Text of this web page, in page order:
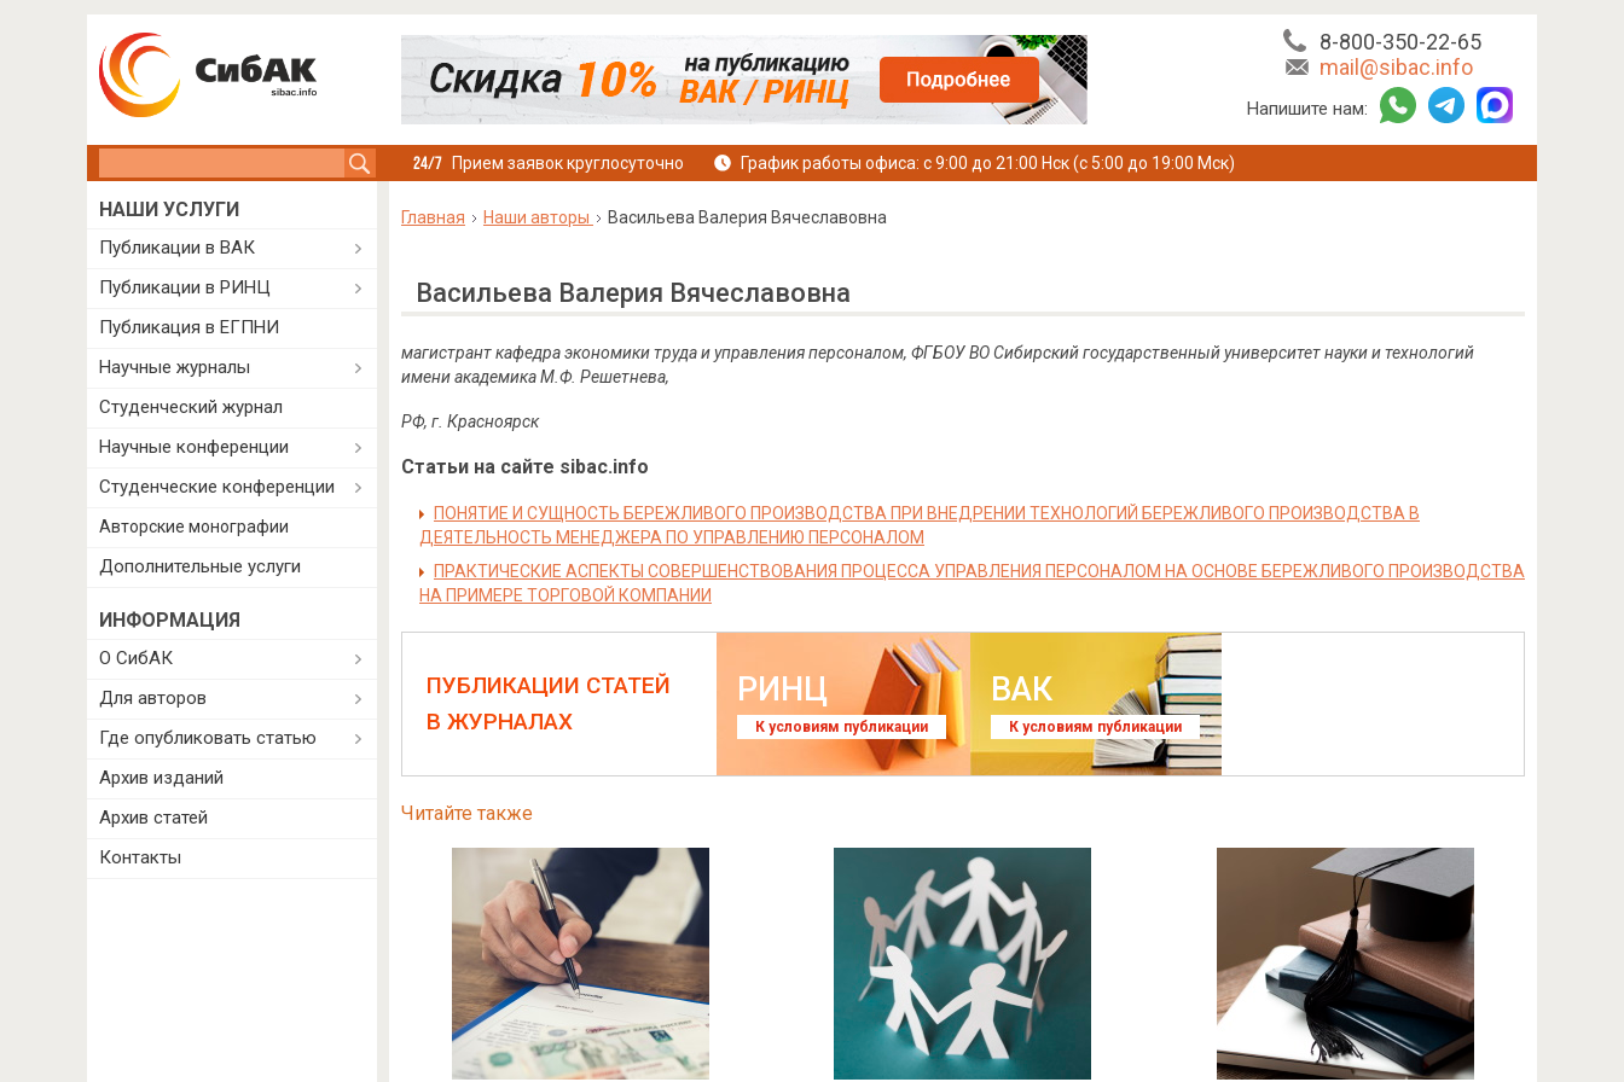
8-800-350-22-65
mail@sibac.info
Напишите нам:
Прием заявок круглосуточно График работы офиса: с 9:00 до 21:00 Нск (с 5:00 до 19:00 Мск)
Главная Наши авторы Васильева Валерия Вячеславовна
Васильева Валерия Вячеславовна
магистрант кафедра экономики труда и управления персоналом, ФГБОУ ВО Сибирский государственный университет науки и технологий
имени академика М.Ф. Решетнева,
РФ, г. Красноярск
Статьи на сайте sibac.info
ПОНЯТИЕ И СУЩНОСТЬ БЕРЕЖЛИВОГО ПРОИЗВОДСТВА ПРИ ВНЕДРЕНИИ ТЕХНОЛОГИЙ БЕРЕЖЛИВОГО ПРОИЗВОДСТВА В
ДЕЯТЕЛЬНОСТЬ МЕНЕДЖЕРА ПО УПРАВЛЕНИЮ ПЕРСОНАЛОМ
ПРАКТИЧЕСКИЕ АСПЕКТЫ СОВЕРШЕНСТВОВАНИЯ ПРОЦЕССА УПРАВЛЕНИЯ ПЕРСОНАЛОМ НА ОСНОВЕ БЕРЕЖЛИВОГО ПРОИЗВОДСТВА
НА ПРИМЕРЕ ТОРГОВОЙ КОМПАНИИ
ПУБЛИКАЦИИ СТАТЕЙ
В ЖУРНАЛАХ
РИНЦ
К условиям публикации
ВАК
К условиям публикации
Читайте также
НАШИ УСЛУГИ
Публикации в ВАК
Публикации в РИНЦ
Публикация в ЕГПНИ
Научные журналы
Студенческий журнал
Научные конференции
Студенческие конференции
Авторские монографии
Дополнительные услуги
ИНФОРМАЦИЯ
О СибАК
Для авторов
Где опубликовать статью
Архив изданий
Архив статей
Контакты